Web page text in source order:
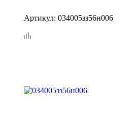
Артикул: 034005зз56н006